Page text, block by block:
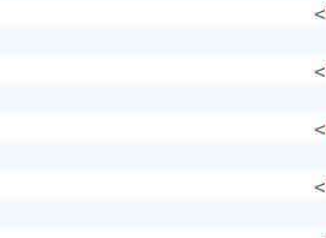
<
<
<
<